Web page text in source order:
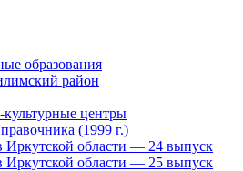
образования
район
центры
(1999 г.)
Иркутской области — 24 выпуск
Иркутской области — 25 выпуск